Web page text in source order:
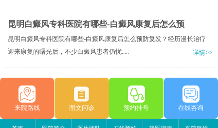
昆明白癜风专科医院有哪些-白癜风康复后怎么预
昆明白癜风专科医院有哪些-白癜风康复后怎么预防复发？经历漫长治疗
迎来康复的曙光后，不少白癜风患者仍忧.....
详情>>
来院路线 图文问诊 预约挂号 在线咨询